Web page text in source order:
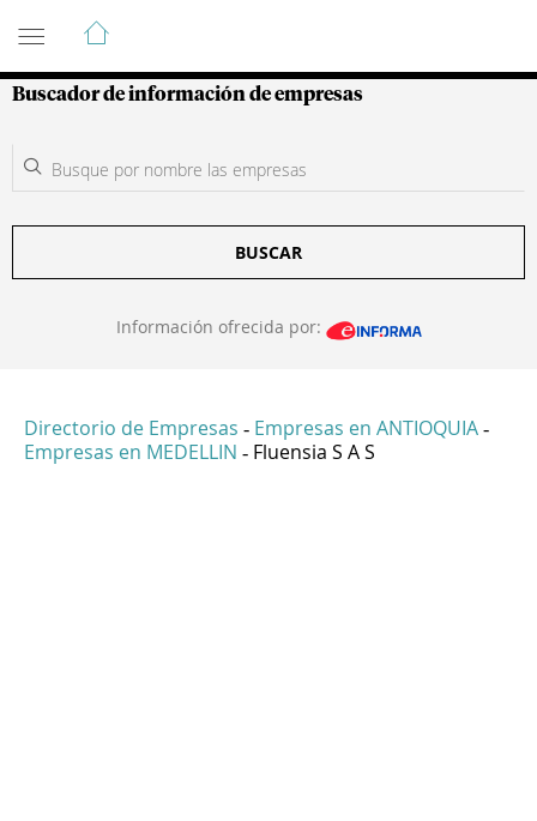
Guía de Empresas Colombianas
Buscador de información de empresas
BUSCAR
Información ofrecida por:
Directorio de Empresas - Empresas en ANTIOQUIA -
Empresas en MEDELLIN - Fluensia S A S